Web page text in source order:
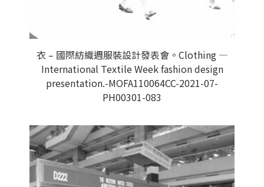
衣 – 國際紡織週服裝設計發表會。Clothing —
International Textile Week fashion design
presentation.-MOFA110064CC-2021-07-
PH00301-083